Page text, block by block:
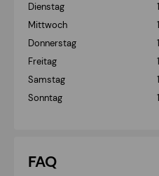
Dienstag
Mittwoch
Donnerstag
Freitag
Samstag
Sonntag
FAQ